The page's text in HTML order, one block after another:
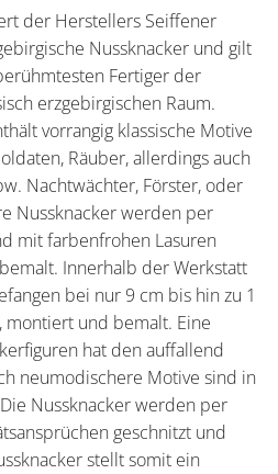
der Herstellers Seiffener
Nussknacker und gilt
Fertiger der
erzgebirgischen Raum.
vorrangig klassische Motive
Räuber, allerdings auch
Nachtwächter, Förster, oder
Nussknacker werden per
mit farbenfrohen Lasuren
Innerhalb der Werkstatt
bei nur 9 cm bis hin zu 1
und bemalt. Eine
hat den auffallend
neumodischere Motive sind in
Nussknacker werden per
geschnitzt und
stellt somit ein